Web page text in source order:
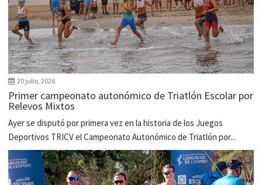
20 julio, 2026
Primer campeonato autonómico de Triatlón Escolar por
Relevos Mixtos
Ayer se disputó por primera vez en la historia de los Juegos
Deportivos TRICV el Campeonato Autonómico de Triatlón por...